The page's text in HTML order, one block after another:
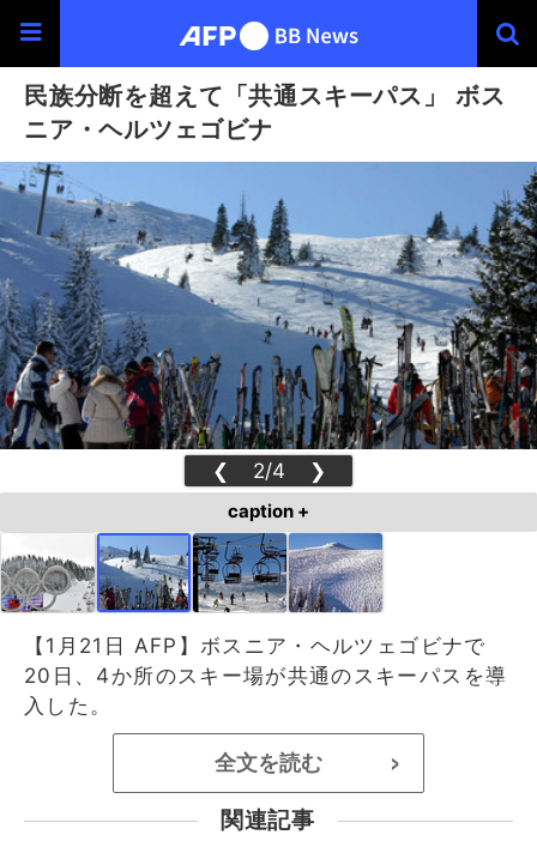
民族分断を超えて「共通スキーパス」 ボス
ニア・ヘルツェゴビナ
❮ 2/4 ❯
caption +
【1月21日 AFP】ボスニア・ヘルツェゴビナで
20日、4か所のスキー場が共通のスキーパスを導
入した。
全文を読む >
関連記事